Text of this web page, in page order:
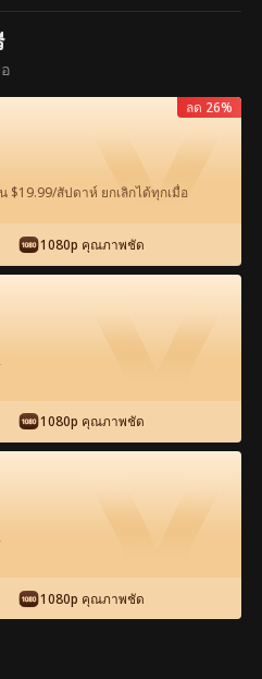
ยม กรุณาปลดล็อก
บชม
ดูฟรีในแอป
ชาติมารัก เต็มเรื่อง
37
$19.99/สัปดาห์ ยกเลิกได้ทุกเมื่อ
1080p คุณภาพชัด
ลด 26%
1080p คุณภาพชัด
1080p คุณภาพชัด